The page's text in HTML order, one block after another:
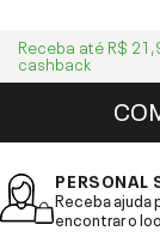
Receba até R$
cashback
PERSONAL
Receba ajuda
encontrar o